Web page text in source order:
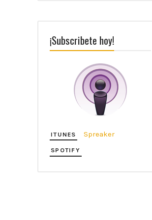
¡Subscribete hoy!
ITUNES Spreaker
SPOTIFY